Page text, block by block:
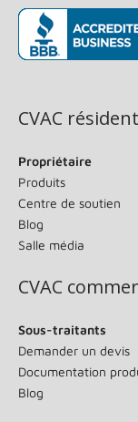
CVAC
Propriétaire
Produits
Centre de soutien
Blog
Salle média
CVAC
Sous-traitants
Demander un devis
Documentation
Blog